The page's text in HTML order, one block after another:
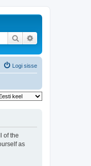
Otsi
Logi sisse
of the
as